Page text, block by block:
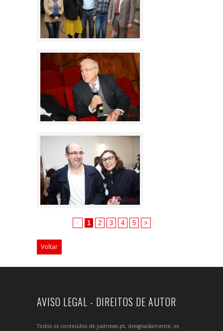
< 1 2 3 4 5 >
Voltar
AVISO LEGAL - DIREITOS DE AUTOR
Todos os conteúdos de justnews.pt, designadamente, os